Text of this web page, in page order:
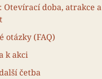
Otevírací doba, atrakce a
otázky (FAQ)
k akci
četba